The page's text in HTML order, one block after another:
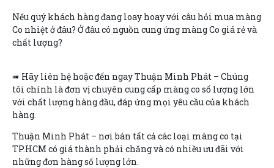
Nếu quý khách hàng đang loay hoay với câu hỏi mua màng
Co nhiệt ở đâu? Ở đâu có nguồn cung ứng màng Co giá rẻ và
chất lượng?
➠ Hãy liên hệ hoặc đến ngay Thuận Minh Phát – Chúng
tôi chính là đơn vị chuyên cung cấp màng co số lượng lớn
với chất lượng hàng đầu, đáp ứng mọi yêu cầu của khách
hàng.
Thuận Minh Phát – nơi bán tất cả các loại màng co tại
TP.HCM có giá thành phải chăng và có nhiều ưu đãi với
những đơn hàng số lượng lớn.